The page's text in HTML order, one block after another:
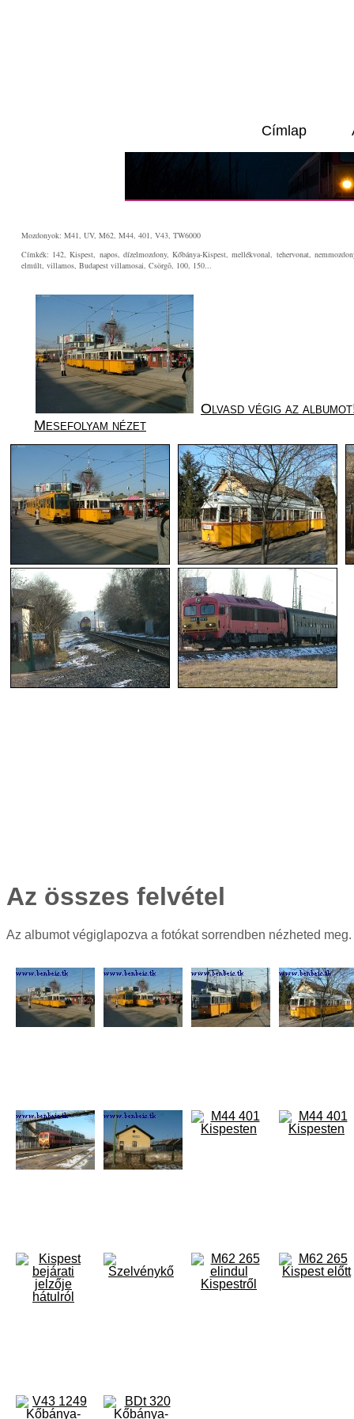
Címlap
Mozdonyok: M41, UV, M62, M44, 401, V43, TW6000
Címkék: 142, Kispest, napos, dízelmozdony, Kőbánya-Kispest, mellékvonal, tehervonat,
elmúlt, villamos, Budapest villamosai, Csörgõ, 100, 150...
Olvasd végig az
Mesefolyam nézet
Az összes felvétel
Az albumot végiglapozva a fotókat sorrendben nézheted meg.